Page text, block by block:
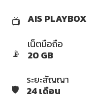
📺 AIS PLAYBOX
📡
เน็ตมือถือ
20 GB
🛡️
ระยะสัญญา
24 เดือน